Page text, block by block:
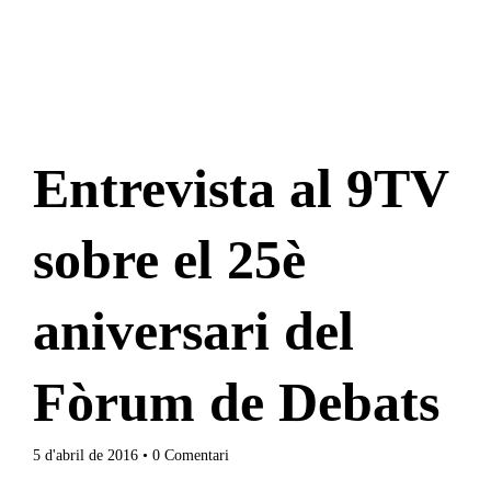
és?
som?
de Govern
Ponències
any al Fòrum
Ponències
25-26
Entrevista al 9TV
sobre el 25è
aniversari del
Fòrum de Debats
5 d'abril de 2016 • 0 Comentari